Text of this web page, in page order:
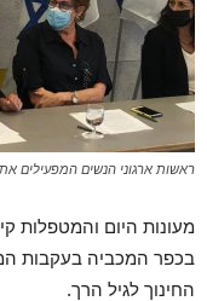
ראשות ארגוני הנשים המפעילים
מעונות היום והמטפלות
בכפר המכביה בעקבות
החינוך לגיל הרך.